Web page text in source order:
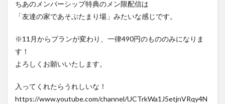
ちあのメンバーシップ特典のメン限配信は
「友達の家であそぶたまり場」みたいな感じです。
※11月からプランが変わり、一律490円のもののみになりま
す！
よろしくお願いいたします。
入ってくれたらうれしいな！
https://www.youtube.com/channel/UCTrkWa1J5etjnVRqy4N